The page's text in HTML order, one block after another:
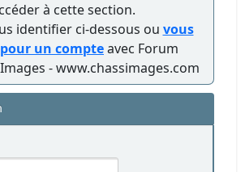
à cette section.
identifier ci-dessous ou vous
un compteavec Forum
- www.chassimages.com